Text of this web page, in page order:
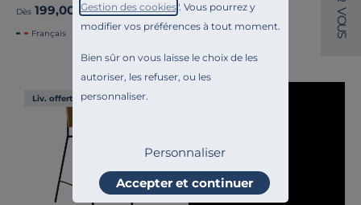
Gestion des cookies". Vous pourrez y
modifier vos préférences à tout moment.
Bien sûr on vous laisse le choix de les
autoriser, les refuser, ou les
personnaliser.
Personnaliser
Accepter et continuer
Dès 199,00 €
Français
399,00 €
Français
Liv. offerte
V
O
U
S